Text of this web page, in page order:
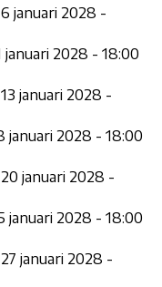
januari 2028 -
januari 2028 - 18:00
januari 2028 -
januari 2028 - 18:00
januari 2028 -
januari 2028 - 18:00
januari 2028 -